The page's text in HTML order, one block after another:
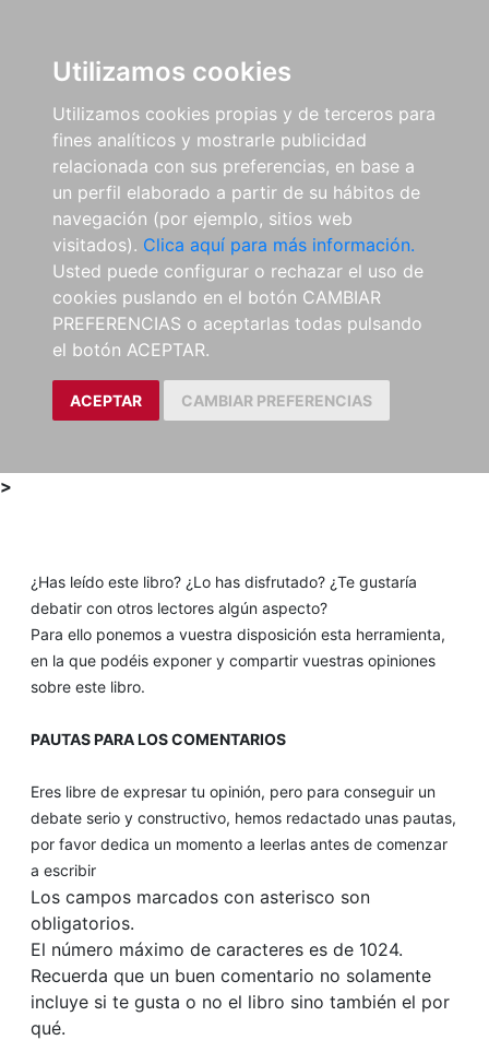
Utilizamos cookies
Utilizamos cookies propias y de terceros para
fines analíticos y mostrarle publicidad
relacionada con sus preferencias, en base a
un perfil elaborado a partir de su hábitos de
navegación (por ejemplo, sitios web
visitados). Clica aquí para más información.
Usted puede configurar o rechazar el uso de
cookies puslando en el botón CAMBIAR
PREFERENCIAS o aceptarlas todas pulsando
el botón ACEPTAR.
ACEPTAR CAMBIAR PREFERENCIAS
>
¿Has leído este libro? ¿Lo has disfrutado? ¿Te gustaría
debatir con otros lectores algún aspecto?
Para ello ponemos a vuestra disposición esta herramienta,
en la que podéis exponer y compartir vuestras opiniones
sobre este libro.
PAUTAS PARA LOS COMENTARIOS
Eres libre de expresar tu opinión, pero para conseguir un
debate serio y constructivo, hemos redactado unas pautas,
por favor dedica un momento a leerlas antes de comenzar
a escribir
Los campos marcados con asterisco son
obligatorios.
El número máximo de caracteres es de 1024.
Recuerda que un buen comentario no solamente
incluye si te gusta o no el libro sino también el por
qué.